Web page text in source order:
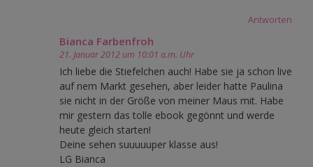
Antworten
Bianca Farbenfroh
21. Januar 2012 um 10:01 a.m. Uhr
Ich liebe die Stiefelchen auch! Habe sie ja schon live
auf nem Markt gesehen, aber leider hatte Paulina
sie nicht in der Größe von meiner Maus mit. Habe
mir gestern das tolle ebook gegönnt und werde
heute gleich starten!
Deine sehen suuuuuper klasse aus!
LG Bianca